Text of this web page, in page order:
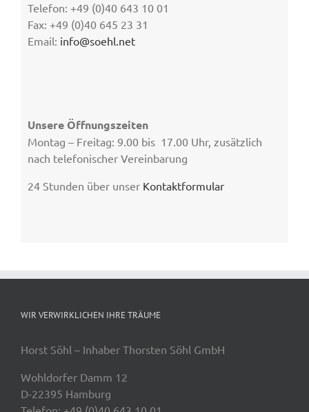
Telefon: +49 (0)40 643 10 01
Fax: +49 (0)40 645 23 31
Email: info@soehl.net
Unsere Öffnungszeiten
Montag – Freitag: 9.00 bis 17.00 Uhr, zusätzlich
nach telefonischer Vereinbarung
24 Stunden über unser Kontaktformular
WIR VERWIRKLICHEN IHRE TRÄUME
Horst Söhl – Inhaber Thorsten Söhl GmbH
Wohldorfer Damm 12
D-22395 Hamburg